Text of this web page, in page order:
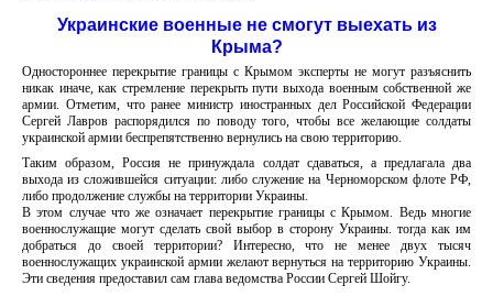
Украинские военные не смогут выехать из
Крыма?
Одностороннее перекрытие границы с Крымом эксперты не могут разъяснить
никак иначе, как стремление перекрыть пути выхода военным собственной же
армии. Отметим, что ранее министр иностранных дел Российской Федерации
Сергей Лавров распорядился по поводу того, чтобы все желающие солдаты
украинской армии беспрепятственно вернулись на свою территорию.
Таким образом, Россия не принуждала солдат сдаваться, а предлагала два
выхода из сложившейся ситуации: либо служение на Черноморском флоте РФ,
либо продолжение службы на территории Украины.
В этом случае что же означает перекрытие границы с Крымом. Ведь многие
военнослужащие могут сделать свой выбор в сторону Украины. тогда как им
добраться до своей территории? Интересно, что не менее двух тысяч
военнослужащих украинской армии желают вернуться на территорию Украины.
Эти сведения предоставил сам глава ведомства России Сергей Шойгу.